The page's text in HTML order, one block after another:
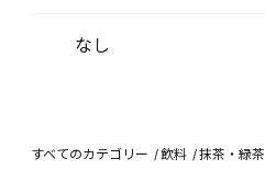
なし
すべてのカテゴリー 飲料 抹茶・緑茶